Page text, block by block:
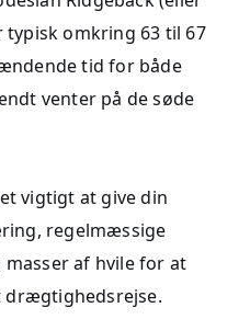
typisk omkring 63 til 67
tid for både
venter på de søde
vigtigt at give din
regelmæssige
af hvile for at
drægtighedsrejse.